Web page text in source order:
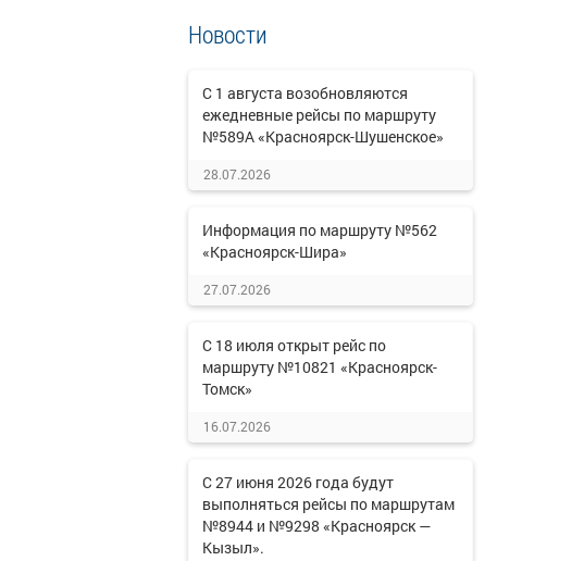
Новости
С 1 августа возобновляются
ежедневные рейсы по маршруту
№589А «Красноярск-Шушенское»
28.07.2026
Информация по маршруту №562
«Красноярск-Шира»
27.07.2026
С 18 июля открыт рейс по
маршруту №10821 «Красноярск-
Томск»
16.07.2026
С 27 июня 2026 года будут
выполняться рейсы по маршрутам
№8944 и №9298 «Красноярск —
Кызыл».